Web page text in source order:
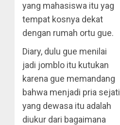
yang mahasiswa itu yag
tempat kosnya dekat
dengan rumah ortu gue.
Diary, dulu gue menilai
jadi jomblo itu kutukan
karena gue memandang
bahwa menjadi pria sejati
yang dewasa itu adalah
diukur dari bagaimana